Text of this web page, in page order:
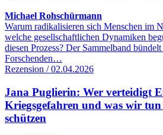
Michael Rohschürmann
Warum radikalisieren sich Menschen im
welche gesellschaftlichen Dynamiken
diesen Prozess? Der Sammelband
Forschenden…
Rezension / 02.04.2026
Jana Puglierin: Wer verteidigt
Kriegsgefahren und was wir tun
schützen